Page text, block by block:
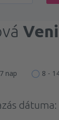
nap 8 -
dátuma: